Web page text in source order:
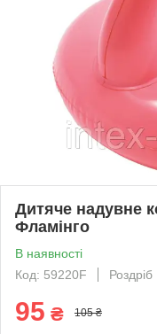
Дитяче надувне
Фламінго
В наявності
Код: 59220F
Роздріб
95 ₴ 105 ₴